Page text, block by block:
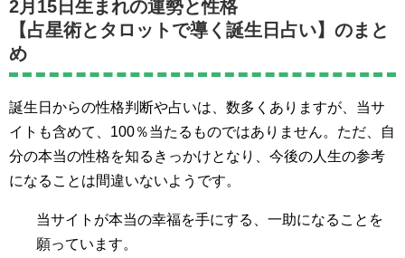
2月15日生まれの運勢と性格
【占星術とタロットで導く誕生日占い】のまと
め
誕生日からの性格判断や占いは、数多くありますが、当サ
イトも含めて、100％当たるものではありません。ただ、自
分の本当の性格を知るきっかけとなり、今後の人生の参考
になることは間違いないようです。
当サイトが本当の幸福を手にする、一助になることを
願っています。